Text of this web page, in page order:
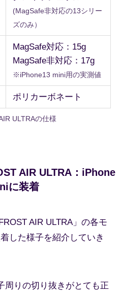
(MagSafe非対応の13シリー
ズのみ）
MagSafe対応：15g
MagSafe非対応：17g
※iPhone13 mini用の実測値
ポリカーボネート
ULTRAの仕様
AIR ULTRA：iPhone
に装着
AIR ULTRA」の各モ
した様子を紹介していき
周りの切り抜きがとても正